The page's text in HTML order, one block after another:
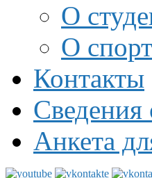
О
О
Контакты
Сведения
Анкета